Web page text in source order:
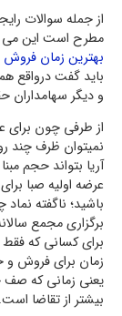
از جمله سوالات
مطرح است این می
بهترین زمان
باید گفت درواقع
و دیگر سهامداران
از طرفی چون برای
باشید؛ ناگفته
برگزاری مجمع
برای کسانی که فقط
زمان برای فروش
یعنی زمانی که
بیشتر از تقاضا است.